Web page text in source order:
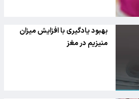
بهبود یادگیری با افزایش میزان
منیزیم در مغز